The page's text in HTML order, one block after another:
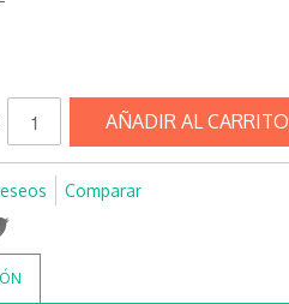
AÑADIR AL CARRITO
Comparar